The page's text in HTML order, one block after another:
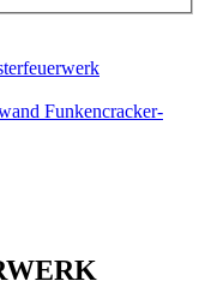
Funkencracker-